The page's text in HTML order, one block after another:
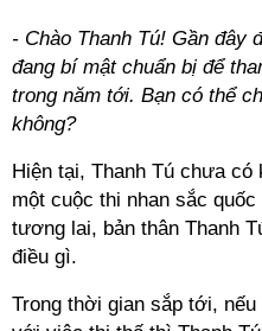
- Chào Thanh Tú! Gần đây
đang bí mật chuẩn bị để
trong năm tới. Bạn có thể
không?
Hiện tại, Thanh Tú chưa
một cuộc thi nhan sắc
tương lai, bản thân Thanh
điều gì.
Trong thời gian sắp tới,